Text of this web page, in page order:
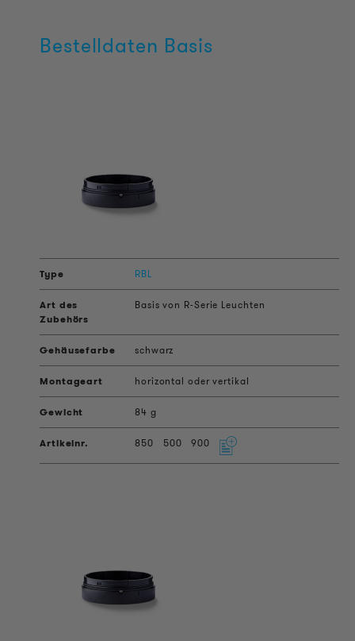
Bestelldaten Basis
RBL
Basis von R-Serie Leuchten
schwarz
horizontal oder vertikal
84 g
850 500 900